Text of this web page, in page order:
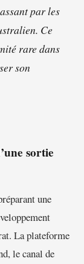
par les
Ce
rare dans
son
sortie
une
La plateforme
le canal de